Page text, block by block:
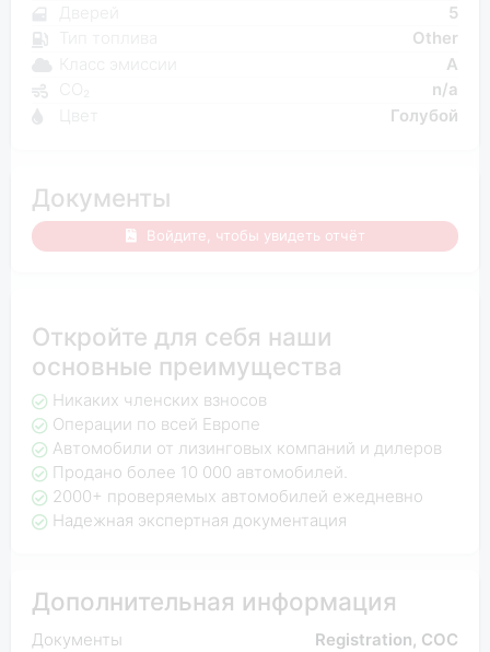
5
Other
A
n/a
Цвет
Голубой
Документы
Войдите, чтобы увидеть отчёт
Откройте для себя наши
основные преимущества
Никаких членских взносов
Операции по всей Европе
Автомобили от лизинговых компаний и дилеров
Продано более 10 000 автомобилей.
2000+ проверяемых автомобилей ежедневно
Надежная экспертная документация
Дополнительная информация
Документы
Registration, COC